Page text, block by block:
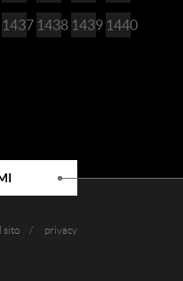
1437 1438 1439 1440
sito / privacy